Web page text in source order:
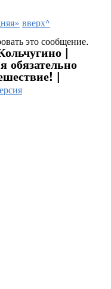
вверх^
это сообщение.
|
обязательно
|